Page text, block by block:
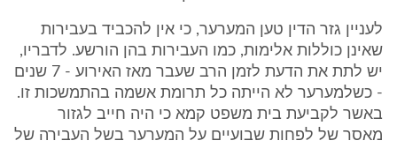
לעניין גזר הדין טען המערער, כי אין להכביד בעבירות
שאינן כוללות אלימות, כמו העבירות בהן הורשע. לדבריו,
יש לתת את הדעת לזמן הרב שעבר מאז האירוע - 7 שנים
- כשלמערער לא הייתה כל תרומת אשמה בהתמשכות זו.
באשר לקביעת בית משפט קמא כי היה חייב לגזור
מאסר של לפחות שבועיים על המערער בשל העבירה של